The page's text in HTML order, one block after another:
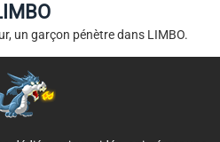
un garçon pénètre dans LIMBO.